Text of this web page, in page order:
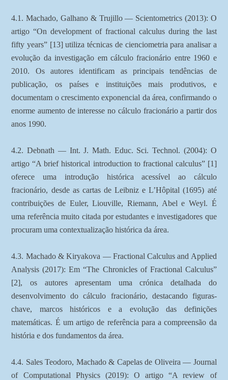
4.1. Machado, Galhano & Trujillo — Scientometrics (2013): O
artigo “On development of fractional calculus during the last
fifty years” [13] utiliza técnicas de cienciometria para analisar a
evolução da investigação em cálculo fracionário entre 1960 e
2010. Os autores identificam as principais tendências de
publicação, os países e instituições mais produtivos, e
documentam o crescimento exponencial da área, confirmando o
enorme aumento de interesse no cálculo fracionário a partir dos
anos 1990.
4.2. Debnath — Int. J. Math. Educ. Sci. Technol. (2004): O
artigo “A brief historical introduction to fractional calculus” [1]
oferece uma introdução histórica acessível ao cálculo
fracionário, desde as cartas de Leibniz e L’Hôpital (1695) até
contribuições de Euler, Liouville, Riemann, Abel e Weyl. É
uma referência muito citada por estudantes e investigadores que
procuram uma contextualização histórica da área.
4.3. Machado & Kiryakova — Fractional Calculus and Applied
Analysis (2017): Em “The Chronicles of Fractional Calculus”
[2], os autores apresentam uma crónica detalhada do
desenvolvimento do cálculo fracionário, destacando figuras-
chave, marcos históricos e a evolução das definições
matemáticas. É um artigo de referência para a compreensão da
história e dos fundamentos da área.
4.4. Sales Teodoro, Machado & Capelas de Oliveira — Journal
of Computational Physics (2019): O artigo “A review of